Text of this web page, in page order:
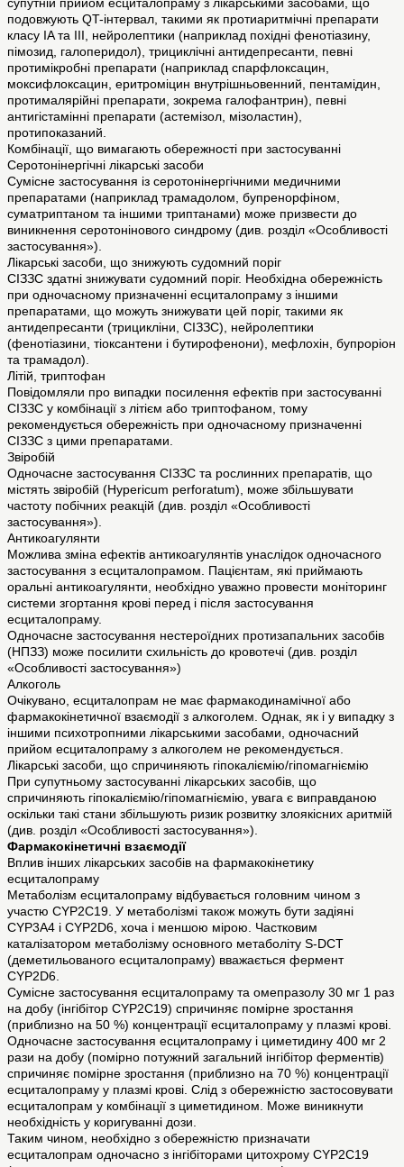
супутній прийом есциталопраму з лікарськими засобами, що
подовжують QT-інтервал, такими як протиаритмічні препарати
класу IA та III, нейролептики (наприклад похідні фенотіазину,
пімозид, галоперидол), трициклічні антидепресанти, певні
протимікробні препарати (наприклад спарфлоксацин,
моксифлоксацин, еритроміцин внутрішньовенний, пентамідин,
протималярійні препарати, зокрема галофантрин), певні
антигістамінні препарати (астемізол, мізоластин),
протипоказаний.
Комбінації, що вимагають обережності при застосуванні
Серотонінергічні лікарські засоби
Сумісне застосування із серотонінергічними медичними
препаратами (наприклад трамадолом, бупренорфіном,
суматриптаном та іншими триптанами) може призвести до
виникнення серотонінового синдрому (див. розділ «Особливості
застосування»).
Лікарські засоби, що знижують судомний поріг
СІЗЗС здатні знижувати судомний поріг. Необхідна обережність
при одночасному призначенні есциталопраму з іншими
препаратами, що можуть знижувати цей поріг, такими як
антидепресанти (трицикліни, СІЗЗС), нейролептики
(фенотіазини, тіоксантени і бутирофенони), мефлохін, бупроріон
та трамадол).
Літій, триптофан
Повідомляли про випадки посилення ефектів при застосуванні
СІЗЗС у комбінації з літієм або триптофаном, тому
рекомендується обережність при одночасному призначенні
СІЗЗС з цими препаратами.
Звіробій
Одночасне застосування СІЗЗС та рослинних препаратів, що
містять звіробій (Hypericum perforatum), може збільшувати
частоту побічних реакцій (див. розділ «Особливості
застосування»).
Антикоагулянти
Можлива зміна ефектів антикоагулянтів унаслідок одночасного
застосування з есциталопрамом. Пацієнтам, які приймають
оральні антикоагулянти, необхідно уважно провести моніторинг
системи згортання крові перед і після застосування
есциталопраму.
Одночасне застосування нестероїдних протизапальних засобів
(НПЗЗ) може посилити схильність до кровотечі (див. розділ
«Особливості застосування»)
Алкоголь
Очікувано, есциталопрам не має фармакодинамічної або
фармакокінетичної взаємодії з алкоголем. Однак, як і у випадку з
іншими психотропними лікарськими засобами, одночасний
прийом есциталопраму з алкоголем не рекомендується.
Лікарські засоби, що спричиняють гіпокаліємію/гіпомагніємію
При супутньому застосуванні лікарських засобів, що
спричиняють гіпокаліємію/гіпомагніємію, увага є виправданою
оскільки такі стани збільшують ризик розвитку злоякісних аритмій
(див. розділ «Особливості застосування»).
Фармакокінетичні взаємодії
Вплив інших лікарських засобів на фармакокінетику
есциталопраму
Метаболізм есциталопраму відбувається головним чином з
участю CYP2C19. У метаболізмі також можуть бути задіяні
CYP3A4 і CYP2D6, хоча і меншою мірою. Частковим
каталізатором метаболізму основного метаболіту S-DCT
(деметильованого есциталопраму) вважається фермент
CYP2D6.
Сумісне застосування есциталопраму та омепразолу 30 мг 1 раз
на добу (інгібітор CYP2C19) спричиняє помірне зростання
(приблизно на 50 %) концентрації есциталопраму у плазмі крові.
Одночасне застосування есциталопраму і циметидину 400 мг 2
рази на добу (помірно потужний загальний інгібітор ферментів)
спричиняє помірне зростання (приблизно на 70 %) концентрації
есциталопраму у плазмі крові. Слід з обережністю застосовувати
есциталопрам у комбінації з циметидином. Може виникнути
необхідність у коригуванні дози.
Таким чином, необхідно з обережністю призначати
есциталопрам одночасно з інгібіторами цитохрому CYP2C19